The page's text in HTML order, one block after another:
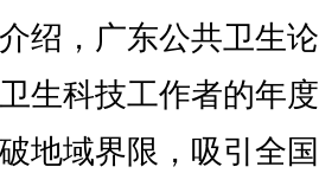
绍，广东公共卫生
生科技工作者的年
地域界限，吸引全